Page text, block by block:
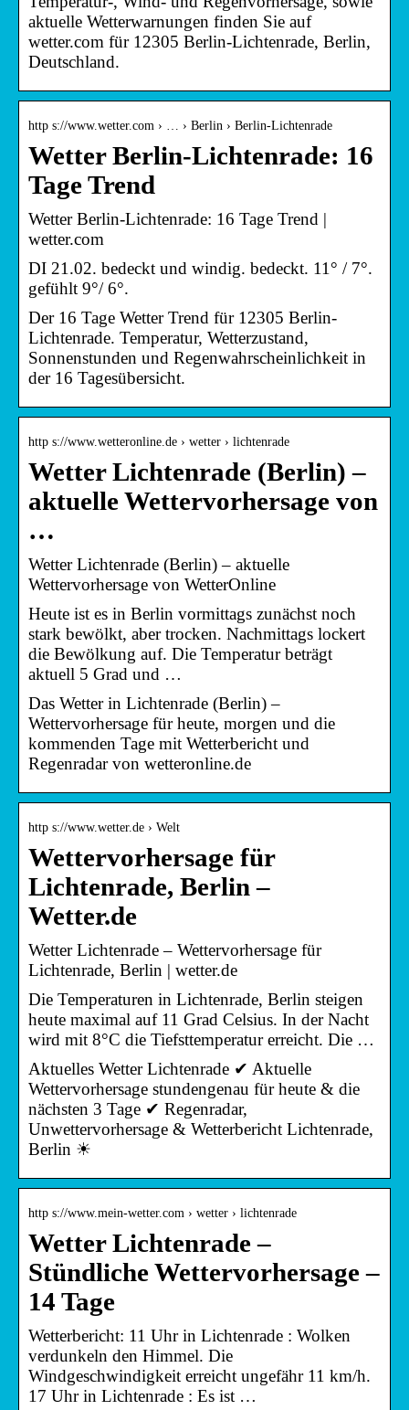
aktuelle Wetterwarnungen finden Sie auf
wetter.com für 12305 Berlin-Lichtenrade, Berlin,
Deutschland.
http s://www.wetter.com › … › Berlin › Berlin-Lichtenrade
Wetter Berlin-Lichtenrade: 16
Tage Trend
Wetter Berlin-Lichtenrade: 16 Tage Trend |
wetter.com
DI 21.02. bedeckt und windig. bedeckt. 11° / 7°.
gefühlt 9°/ 6°.
Der 16 Tage Wetter Trend für 12305 Berlin-
Lichtenrade. Temperatur, Wetterzustand,
Sonnenstunden und Regenwahrscheinlichkeit in
der 16 Tagesübersicht.
http s://www.wetteronline.de › wetter › lichtenrade
Wetter Lichtenrade (Berlin) –
aktuelle Wettervorhersage von
…
Wetter Lichtenrade (Berlin) – aktuelle
Wettervorhersage von WetterOnline
Heute ist es in Berlin vormittags zunächst noch
stark bewölkt, aber trocken. Nachmittags lockert
die Bewölkung auf. Die Temperatur beträgt
aktuell 5 Grad und …
Das Wetter in Lichtenrade (Berlin) –
Wettervorhersage für heute, morgen und die
kommenden Tage mit Wetterbericht und
Regenradar von wetteronline.de
http s://www.wetter.de › Welt
Wettervorhersage für
Lichtenrade, Berlin –
Wetter.de
Wetter Lichtenrade – Wettervorhersage für
Lichtenrade, Berlin | wetter.de
Die Temperaturen in Lichtenrade, Berlin steigen
heute maximal auf 11 Grad Celsius. In der Nacht
wird mit 8°C die Tiefsttemperatur erreicht. Die …
Aktuelles Wetter Lichtenrade ✔ Aktuelle
Wettervorhersage stundengenau für heute & die
nächsten 3 Tage ✔ Regenradar,
Unwettervorhersage & Wetterbericht Lichtenrade,
Berlin ☀
http s://www.mein-wetter.com › wetter › lichtenrade
Wetter Lichtenrade –
Stündliche Wettervorhersage –
14 Tage
Wetterbericht: 11 Uhr in Lichtenrade : Wolken
verdunkeln den Himmel. Die
Windgeschwindigkeit erreicht ungefähr 11 km/h.
17 Uhr in Lichtenrade : Es ist …